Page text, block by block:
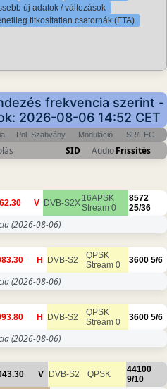
új adatok / változások
titkosítatlan csatornák (FTA)
frekvencia szerint -
2026-08-06 14:52 CET
Pol Szabvány Moduláció SR/FEC
SID AudioFrissítés
V DVB-S2X 16APSK
Stream 0
8572
25/36
(2026-08-06)
H DVB-S2
QPSK
Stream 0
3600 5/6
(2026-08-06)
H DVB-S2
QPSK
Stream 0
3600 5/6
(2026-08-06)
V DVB-S2 QPSK
44100
9/10